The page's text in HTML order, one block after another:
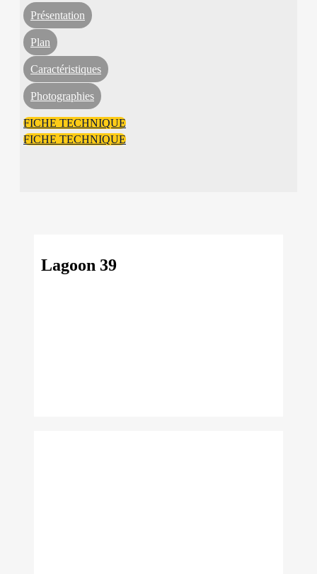
Présentation
Plan
Caractéristiques
Photographies
FICHE TECHNIQUE
FICHE TECHNIQUE
Lagoon 39